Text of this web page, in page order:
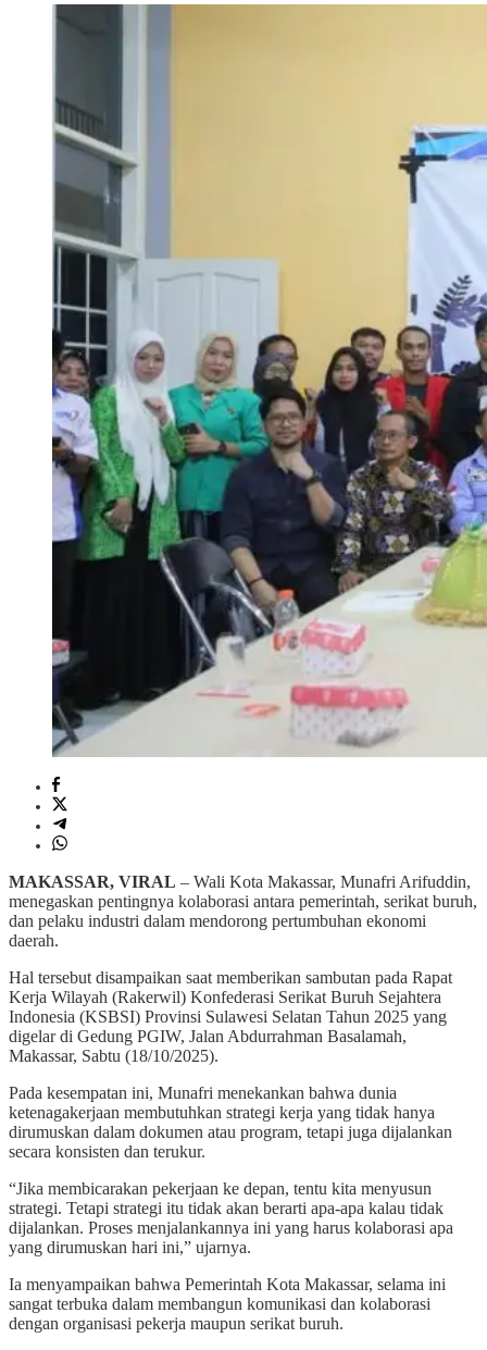
MAKASSAR, VIRAL – Wali Kota Makassar, Munafri Arifuddin,
menegaskan pentingnya kolaborasi antara pemerintah, serikat buruh,
dan pelaku industri dalam mendorong pertumbuhan ekonomi
daerah.
Hal tersebut disampaikan saat memberikan sambutan pada Rapat
Kerja Wilayah (Rakerwil) Konfederasi Serikat Buruh Sejahtera
Indonesia (KSBSI) Provinsi Sulawesi Selatan Tahun 2025 yang
digelar di Gedung PGIW, Jalan Abdurrahman Basalamah,
Makassar, Sabtu (18/10/2025).
Pada kesempatan ini, Munafri menekankan bahwa dunia
ketenagakerjaan membutuhkan strategi kerja yang tidak hanya
dirumuskan dalam dokumen atau program, tetapi juga dijalankan
secara konsisten dan terukur.
“Jika membicarakan pekerjaan ke depan, tentu kita menyusun
strategi. Tetapi strategi itu tidak akan berarti apa-apa kalau tidak
dijalankan. Proses menjalankannya ini yang harus kolaborasi apa
yang dirumuskan hari ini,” ujarnya.
Ia menyampaikan bahwa Pemerintah Kota Makassar, selama ini
sangat terbuka dalam membangun komunikasi dan kolaborasi
dengan organisasi pekerja maupun serikat buruh.